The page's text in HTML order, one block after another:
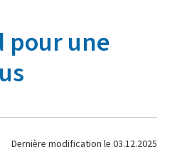
pour une
Dernière modification le 03.12.2025